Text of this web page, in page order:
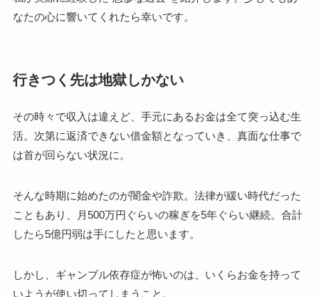
なたの心に響いてくれたら幸いです。
行きつく先は地獄しかない
その時々で収入は違えど、手元にあるお金は全て突っ込む生
活。次第に返済できない借金額となっていき、真面な仕事で
は首が回らない状況に。
そんな時期に始めたのが闇金や詐欺。法律が緩い時代だった
こともあり、月500万円ぐらいの稼ぎを5年ぐらい継続。合計
したら5億円弱は手にしたと思います。
しかし、ギャンブル依存症が怖いのは、いくらお金を持って
いようが使い切ってしまうこと。